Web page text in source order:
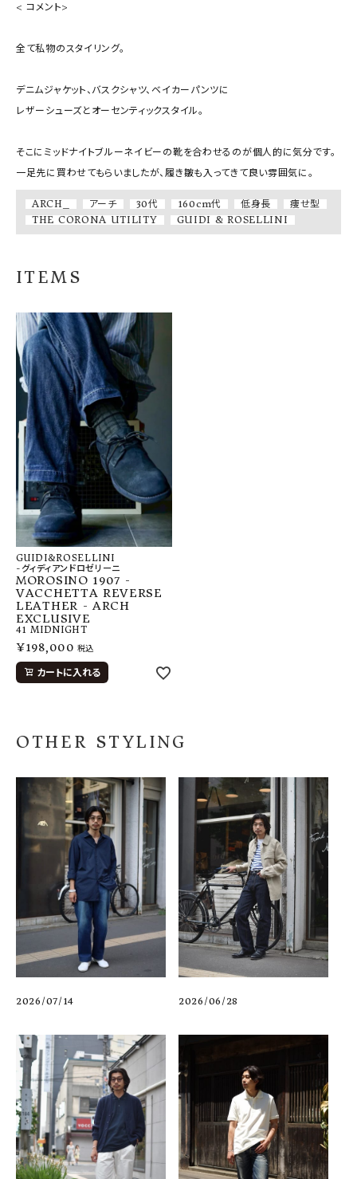
< コメント>
全て私物のスタイリング。
デニムジャケット、バスクシャツ、ベイカーパンツに
レザーシューズとオーセンティックスタイル。
そこにミッドナイトブルーネイビーの靴を合わせるのが個人的に気分です。
一足先に買わせてもらいましたが、履き皺も入ってきて良い雰囲気に。
ARCH_ アーチ 30代 160cm代 低身長
痩せ型
THE CORONA UTILITY
GUIDI & ROSELLINI
ITEMS
GUIDI&ROSELLINI
-グィディアンドロゼリーニ
MOROSINO 1907 -
VACCHETTA REVERSE
LEATHER - ARCH
EXCLUSIVE
41 MIDNIGHT
¥198,000 税込
カートに入れる
OTHER STYLING
2026/07/14 2026/06/28